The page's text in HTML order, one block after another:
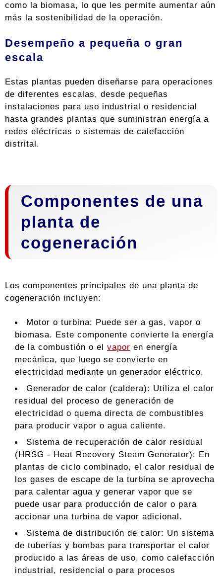
como la biomasa, lo que les permite aumentar aún
más la sostenibilidad de la operación.
Desempeño a pequeña o gran
escala
Estas plantas pueden diseñarse para operaciones
de diferentes escalas, desde pequeñas
instalaciones para uso industrial o residencial
hasta grandes plantas que suministran energía a
redes eléctricas o sistemas de calefacción
distrital.
Componentes de una
planta de
cogeneración
Los componentes principales de una planta de
cogeneración incluyen:
Motor o turbina: Puede ser a gas, vapor o
biomasa. Este componente convierte la energía
de la combustión o el vapor en energía
mecánica, que luego se convierte en
electricidad mediante un generador eléctrico.
Generador de calor (caldera): Utiliza el calor
residual del proceso de generación de
electricidad o quema directa de combustibles
para producir vapor o agua caliente.
Sistema de recuperación de calor residual
(HRSG - Heat Recovery Steam Generator): En
plantas de ciclo combinado, el calor residual de
los gases de escape de la turbina se aprovecha
para calentar agua y generar vapor que se
puede usar para producción de calor o para
accionar una turbina de vapor adicional.
Sistema de distribución de calor: Un sistema
de tuberías y bombas para transportar el calor
producido a las áreas de uso, como calefacción
industrial, residencial o para procesos